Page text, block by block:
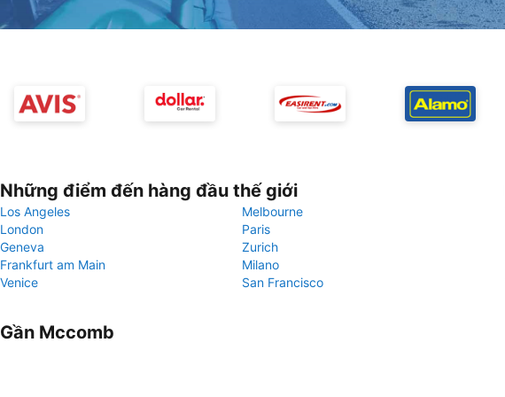
Những điểm đến hàng đầu thế giới
Los Angeles
Melbourne
London
Paris
Geneva
Zurich
Frankfurt am Main
Milano
Venice
San Francisco
Gần Mccomb